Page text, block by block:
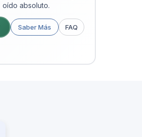
oído absoluto.
Saber Más FAQ